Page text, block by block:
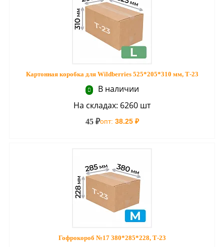
Картонная коробка для Wildberries 525*205*310 мм, Т-23
В наличии
На складах: 6260 шт
45 ₽опт: 38.25 ₽
Гофрокороб №17 380*285*228, Т-23